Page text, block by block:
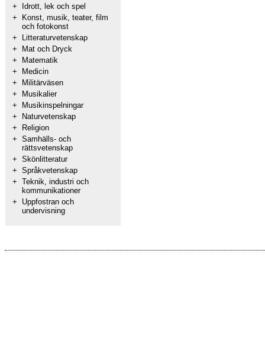
+
Idrott, lek och spel
+
Konst, musik, teater, film
och fotokonst
+
Litteraturvetenskap
+
Mat och Dryck
+
Matematik
+
Medicin
+
Militärväsen
+
Musikalier
+
Musikinspelningar
+
Naturvetenskap
+
Religion
+ Samhälls- och
rättsvetenskap
+ Skönlitteratur
+ Språkvetenskap
+ Teknik, industri och
kommunikationer
+
Uppfostran och
undervisning